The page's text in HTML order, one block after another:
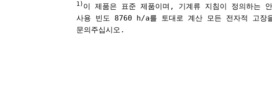
1) 이 제품은 표준 제품이며, 기계류 지침이 정의하는
사용 빈도 8760 h/a를 토대로 계산 모든 전자적 고장
문의주십시오.